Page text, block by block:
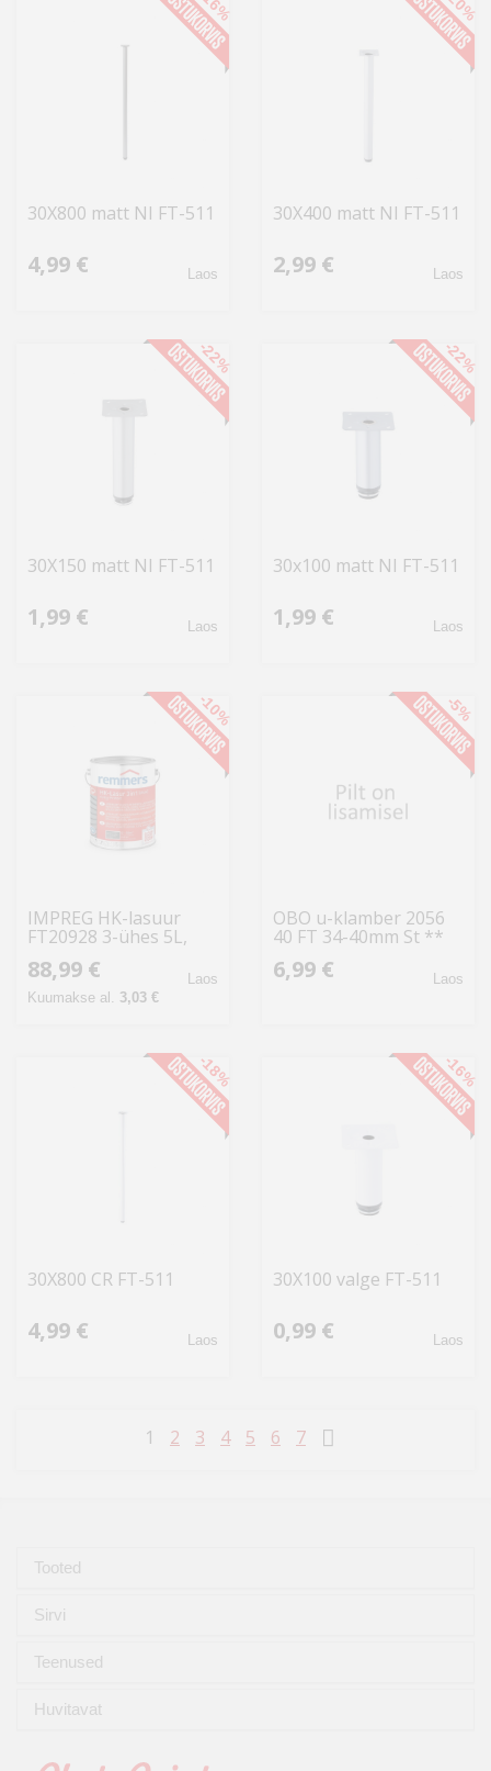
30X800 matt NI FT-511
4,99 € Laos
30X400 matt NI FT-511
2,99 € Laos
30X150 matt NI FT-511
1,99 € Laos
-22%
30x100 matt NI FT-511
1,99 € Laos
-22%
IMPREG HK-lasuur
FT20928 3-ühes 5L,
88,99 €
Kuumakse al. 3,03 €
Laos
-10%
OBO u-klamber 2056
40 FT 34-40mm St **
6,99 € Laos
-5%
30X800 CR FT-511
4,99 € Laos
-18%
30X100 valge FT-511
0,99 € Laos
-16%
1 2 3 4 5 6 7
Tooted
Sirvi
Teenused
Huvitavat